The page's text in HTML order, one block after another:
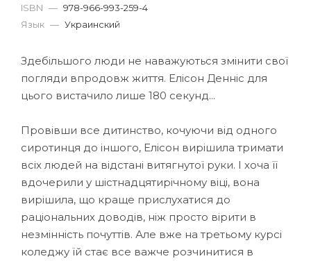
ISBN — 978-966-993-259-4
Язык — Украинский
Здебільшого люди не наважуються змінити свої
погляди впродовж життя. Елісон Денніс для
цього вистачило лише 180 секунд...
Провівши все дитинство, кочуючи від одного
сиротинця до іншого, Елісон вирішила тримати
всіх людей на відстані витягнутої руки. І хоча її
вдочерили у шістнадцятирічному віці, вона
вирішила, що краще прислухатися до
раціональних доводів, ніж просто вірити в
незмінність почуттів. Але вже на третьому курсі
коледжу їй стає все важче розчинитися в